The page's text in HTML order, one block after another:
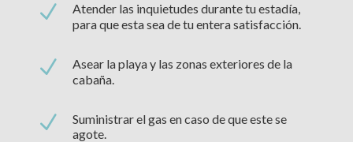
N
Atender las inquietudes durante tu estadía,
para que esta sea de tu entera satisfacción.
N
Asear la playa y las zonas exteriores de la
cabaña.
N
Suministrar el gas en caso de que este se
agote.